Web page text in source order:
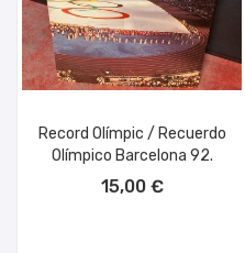
Record Olímpic / Recuerdo
Olímpico Barcelona 92.
15,00 €